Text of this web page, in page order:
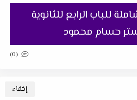
للباب الرابع للثانوية
(0)